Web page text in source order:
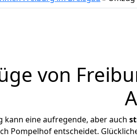
von
kann eine aufregende, aber auch
Pompelhof entscheidet.